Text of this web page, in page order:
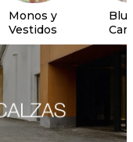
Monos y
Vestidos